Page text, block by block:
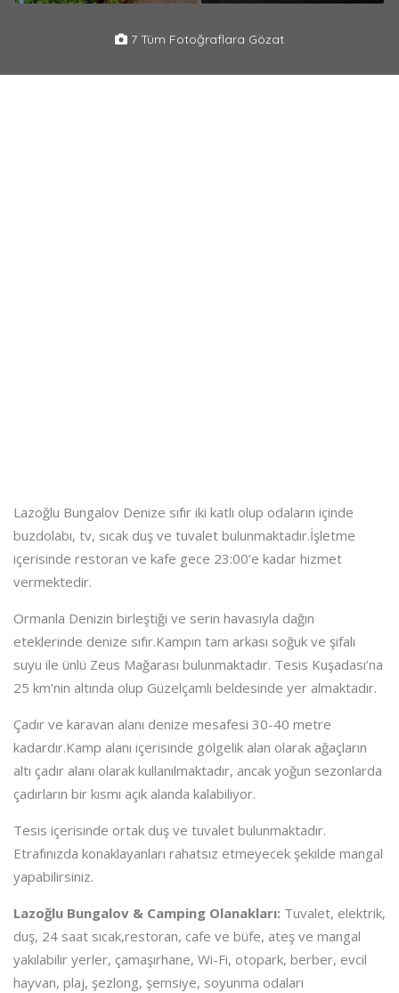
7 Tüm Fotoğraflara Gözat
Lazoğlu Bungalov Denize sıfır iki katlı olup odaların içinde
buzdolabı, tv, sıcak duş ve tuvalet bulunmaktadır.İşletme
içerisinde restoran ve kafe gece 23:00’e kadar hizmet
vermektedir.
Ormanla Denizin birleştiği ve serin havasıyla dağın
eteklerinde denize sıfır.Kampın tam arkası soğuk ve şifalı
suyu ile ünlü Zeus Mağarası bulunmaktadır. Tesis Kuşadası’na
25 km’nin altında olup Güzelçamlı beldesinde yer almaktadır.
Çadır ve karavan alanı denize mesafesi 30-40 metre
kadardır.Kamp alanı içerisinde gölgelik alan olarak ağaçların
altı çadır alanı olarak kullanılmaktadır, ancak yoğun sezonlarda
çadırların bir kısmı açık alanda kalabiliyor.
Tesis içerisinde ortak duş ve tuvalet bulunmaktadır.
Etrafınızda konaklayanları rahatsız etmeyecek şekilde mangal
yapabilirsiniz.
Lazoğlu Bungalov & Camping Olanakları: Tuvalet, elektrik,
duş, 24 saat sıcak,restoran, cafe ve büfe, ateş ve mangal
yakılabilir yerler, çamaşırhane, Wi-Fi, otopark, berber, evcil
hayvan, plaj, şezlong, şemsiye, soyunma odaları